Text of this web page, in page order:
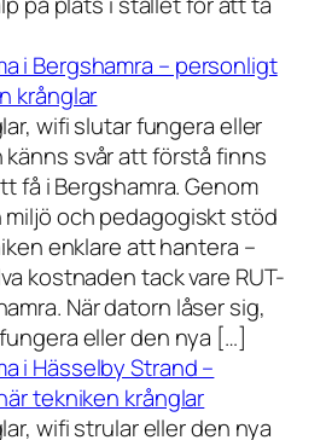
i Bergshamra – personligt
krånglar
wifi slutar fungera eller
svår att förstå finns
få i Bergshamra. Genom
miljö och pedagogiskt stöd
enklare att hantera –
kostnaden tack vare RUT-
När datorn låser sig,
eller den nya […]
i Hässelby Strand –
tekniken krånglar
wifi strular eller den nya